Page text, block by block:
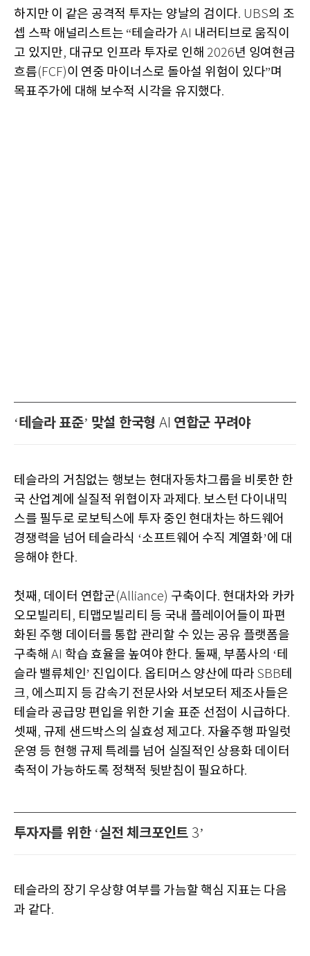
하지만 이 같은 공격적 투자는 양날의 검이다. UBS의 조
셉 스팍 애널리스트는 “테슬라가 AI 내러티브로 움직이
고 있지만, 대규모 인프라 투자로 인해 2026년 잉여현금
흐름(FCF)이 연중 마이너스로 돌아설 위험이 있다”며
목표주가에 대해 보수적 시각을 유지했다.
‘테슬라 표준’ 맞설 한국형 AI 연합군 꾸려야
테슬라의 거침없는 행보는 현대자동차그룹을 비롯한 한
국 산업계에 실질적 위협이자 과제다. 보스턴 다이내믹
스를 필두로 로보틱스에 투자 중인 현대차는 하드웨어
경쟁력을 넘어 테슬라식 ‘소프트웨어 수직 계열화’에 대
응해야 한다.
첫째 , 데이터 연합군(Alliance) 구축이다. 현대차와 카카
오모빌리티 , 티맵모빌리티 등 국내 플레이어들이 파편
화된 주행 데이터를 통합 관리할 수 있는 공유 플랫폼을
구축해 AI 학습 효율을 높여야 한다. 둘째, 부품사의 ‘테
슬라 밸류체인’ 진입이다. 옵티머스 양산에 따라 SBB테
크, 에스피지 등 감속기 전문사와 서보모터 제조사들은
테슬라 공급망 편입을 위한 기술 표준 선점이 시급하다.
셋째 , 규제 샌드박스의 실효성 제고다. 자율주행 파일럿
운영 등 현행 규제 특례를 넘어 실질적인 상용화 데이터
축적이 가능하도록 정책적 뒷받침이 필요하다.
투자자를 위한 ‘실전 체크포인트 3’
테슬라의 장기 우상향 여부를 가늠할 핵심 지표는 다음
과 같다.